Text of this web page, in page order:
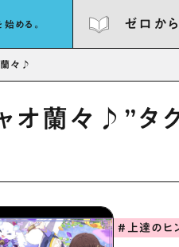
める。 ゼロか
蘭々♪
オ蘭々♪”タ
#上達のヒ